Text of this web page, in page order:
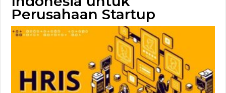
Perusahaan Startup